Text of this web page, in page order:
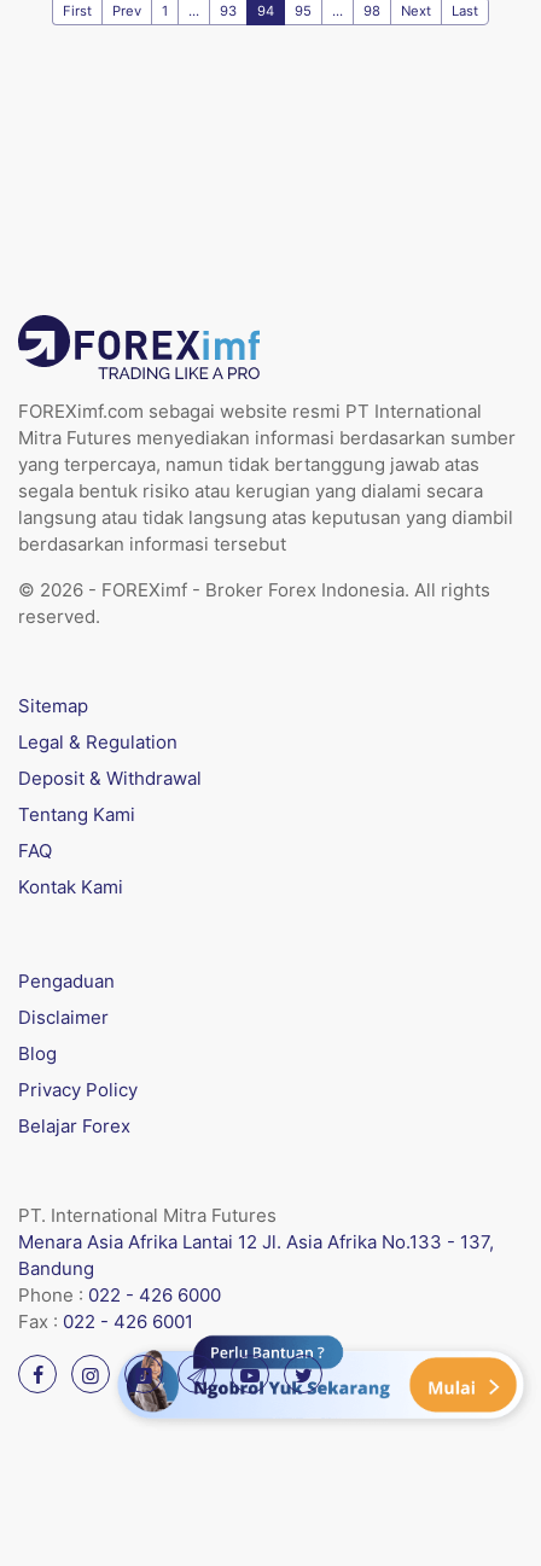
First Prev 1 ... 93 94 95 ... 98 Next Last
FOREXimf.com sebagai website resmi PT International
Mitra Futures menyediakan informasi berdasarkan sumber
yang terpercaya, namun tidak bertanggung jawab atas
segala bentuk risiko atau kerugian yang dialami secara
langsung atau tidak langsung atas keputusan yang diambil
berdasarkan informasi tersebut
© 2026 - FOREXimf - Broker Forex Indonesia. All rights
reserved.
Sitemap
Legal & Regulation
Deposit & Withdrawal
Tentang Kami
FAQ
Kontak Kami
Pengaduan
Disclaimer
Blog
Privacy Policy
Belajar Forex
PT. International Mitra Futures
Menara Asia Afrika Lantai 12 Jl. Asia Afrika No.133 - 137,
Bandung
Phone : 022 - 426 6000
Fax : 022 - 426 6001